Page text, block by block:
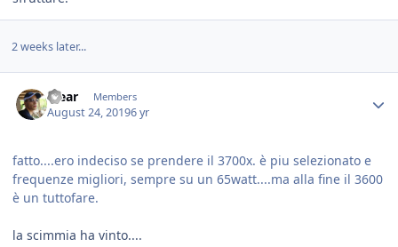
2 weeks later...
Yjear Members
August 24, 20196 yr
fatto....ero indeciso se prendere il 3700x. è piu selezionato e
frequenze migliori, sempre su un 65watt....ma alla fine il 3600
è un tuttofare.
la scimmia ha vinto....